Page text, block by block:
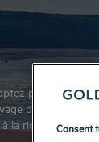
pour un
d’affaires ou
la richesse du
Consent